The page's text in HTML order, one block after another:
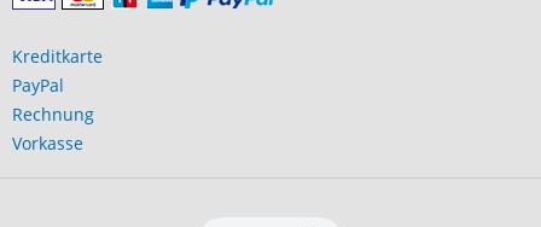
Kreditkarte
PayPal
Rechnung
Vorkasse